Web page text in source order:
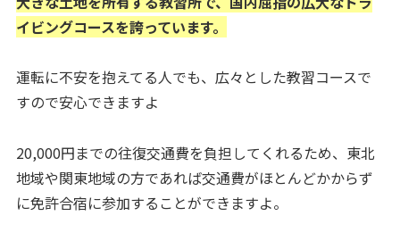
イビングコースを誇っています。
運転に不安を抱えてる人でも、広々とした教習コースで
すので安心できますよ
20,000円までの往復交通費を負担してくれるため、東北
地域や関東地域の方であれば交通費がほとんどかからず
に免許合宿に参加することができますよ。